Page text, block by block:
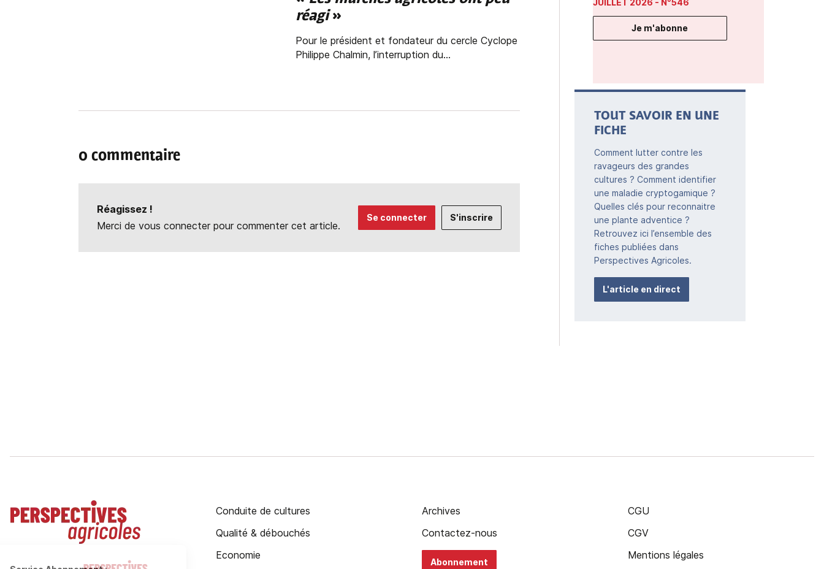
réagi»
Pour le président et fondateur du cercle Cyclope
Philippe Chalmin, l’interruption du...
0 commentaire
Réagissez !
Merci de vous connecter pour commenter cet article.
Se connecter S'inscrire
JUILLET 2026 - N°546
Je m'abonne
TOUT SAVOIR EN UNE
FICHE
Comment lutter contre les
ravageurs des grandes
cultures ? Comment identifier
une maladie cryptogamique ?
Quelles clés pour reconnaitre
une plante adventice ?
Retrouvez ici l’ensemble des
fiches publiées dans
Perspectives Agricoles.
L'article en direct
Conduite de cultures
Qualité & débouchés
Economie
Archives
Contactez-nous
Abonnement
CGU
CGV
Mentions légales